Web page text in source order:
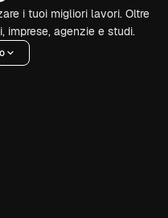
i tuoi migliori lavori. Oltre
imprese, agenzie e studi.